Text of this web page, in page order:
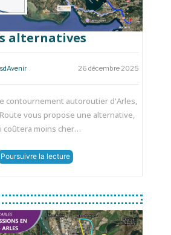
alternatives
26 décembre 2025
contournement autoroutier d'Arles,
vous propose une alternative,
coûtera moins cher…
Poursuivre la lecture